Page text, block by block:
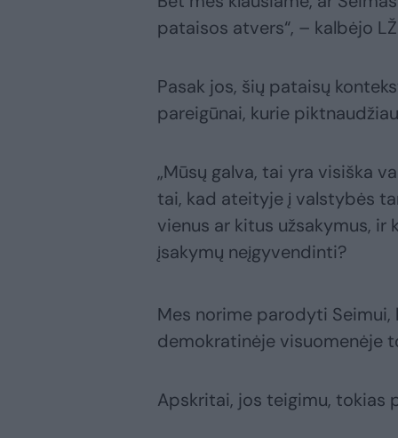
pataisos atvers“, – kalbėjo
Pasak jos, šių pataisų
pareigūnai, kurie
„Mūsų galva, tai yra visiška
tai, kad ateityje į valstybės
vienus ar kitus užsakymus,
įsakymų neįgyvendinti?
Mes norime parodyti Seimui,
demokratinėje visuomenėje
Apskritai, jos teigimu, tokias